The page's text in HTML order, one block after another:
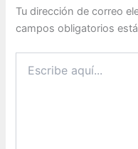
Tu dirección de correo
campos obligatorios
aquí...